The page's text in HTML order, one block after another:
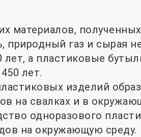
материалов,
природный газ и сырая
а пластиковые
лет.
изделий
на свалках и в
одноразового
на окружающую среду.